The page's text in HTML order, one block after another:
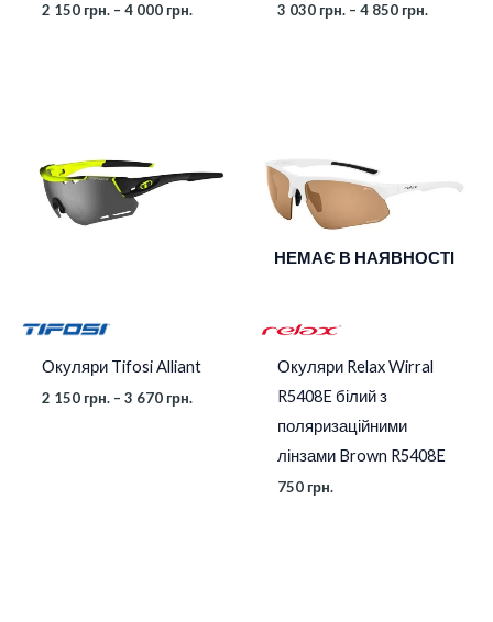
2 150 грн. – 4 000 грн. 3 030 грн. – 4 850 грн.
Окуляри Tifosi Alliant
2 150 грн. – 3 670 грн.
150 грн.
НЕМАЄ В НАЯВНОСТІ
Окуляри Relax Wirral
R5408E білий з
поляризаційними
лінзами Brown R5408E
750 грн.